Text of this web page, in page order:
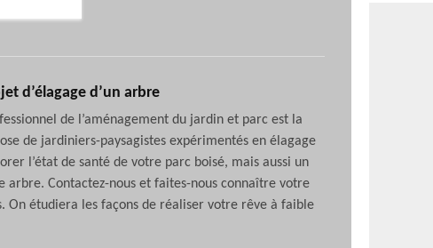
d’élagage d’un arbre
de l’aménagement du jardin et parc est la
de jardiniers-paysagistes expérimentés en élagage
l’état de santé de votre parc boisé, mais aussi un
Contactez-nous et faites-nous connaître votre
On étudiera les façons de réaliser votre rêve à faible